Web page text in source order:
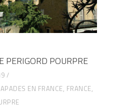
PERIGORD POURPRE
EN FRANCE, FRANCE,